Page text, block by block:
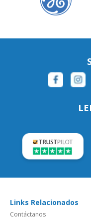
Links Relacionados
Contáctanos